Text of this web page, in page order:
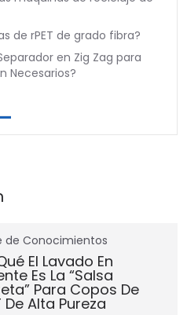
de rPET de grado fibra?
en Zig Zag para
Necesarios?
de Conocimientos
El Lavado En
Es La “salsa
Para Copos De
De Alta Pureza